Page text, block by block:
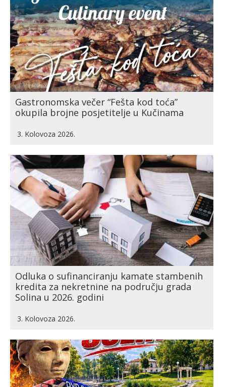
Gastronomska večer “Fešta kod toća”
okupila brojne posjetitelje u Kučinama
3. Kolovoza 2026.
Odluka o sufinanciranju kamate stambenih
kredita za nekretnine na području grada
Solina u 2026. godini
3. Kolovoza 2026.